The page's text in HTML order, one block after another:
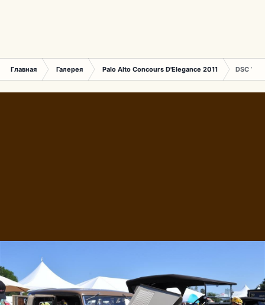
Главная Галерея Palo Alto Concours D'Elegance 2011 DSC